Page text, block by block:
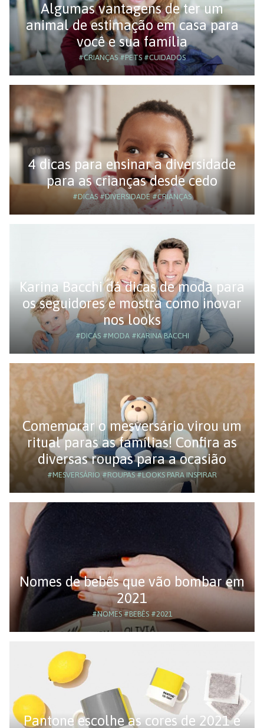
Algumas vantagens de ter um
animal de estimação em casa para
você e sua família
#CRIANÇAS#PETS #CUIDADOS
4 dicas para ensinar a diversidade
para as crianças desde cedo
#DICAS #DIVERSIDADE #CRIANÇAS
Karina Bacchi dá dicas de moda para
os seguidores e mostra como inovar
nos looks
#DICAS#MODA#KARINA BACCHI
Comemorar o mesversário virou um
ritual paras as famílias! Confira as
diversas roupas para a ocasião
#MESVERSÁRIO #ROUPAS#LOOKS PARA INSPIRAR
Nomes de bebês que vão bombar em
2021
#NOMES#BEBÊS#2021
Pantone escolhe as cores de 2021 e